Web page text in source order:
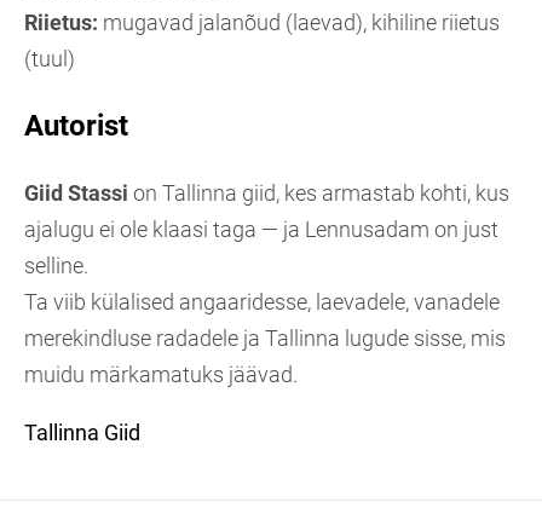
Riietus: mugavad jalanõud (laevad), kihiline riietus
(tuul)
Autorist
Giid Stassi on Tallinna giid, kes armastab kohti, kus
ajalugu ei ole klaasi taga — ja Lennusadam on just
selline.
Ta viib külalised angaaridesse, laevadele, vanadele
merekindluse radadele ja Tallinna lugude sisse, mis
muidu märkamatuks jäävad.
Tallinna Giid